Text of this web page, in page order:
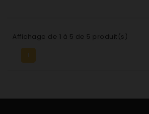
Affichage de 1 à 5 de 5 produit(s)
1